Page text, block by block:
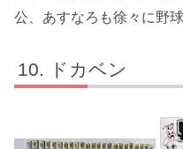
公、あすなろも徐々に野
ドカベン